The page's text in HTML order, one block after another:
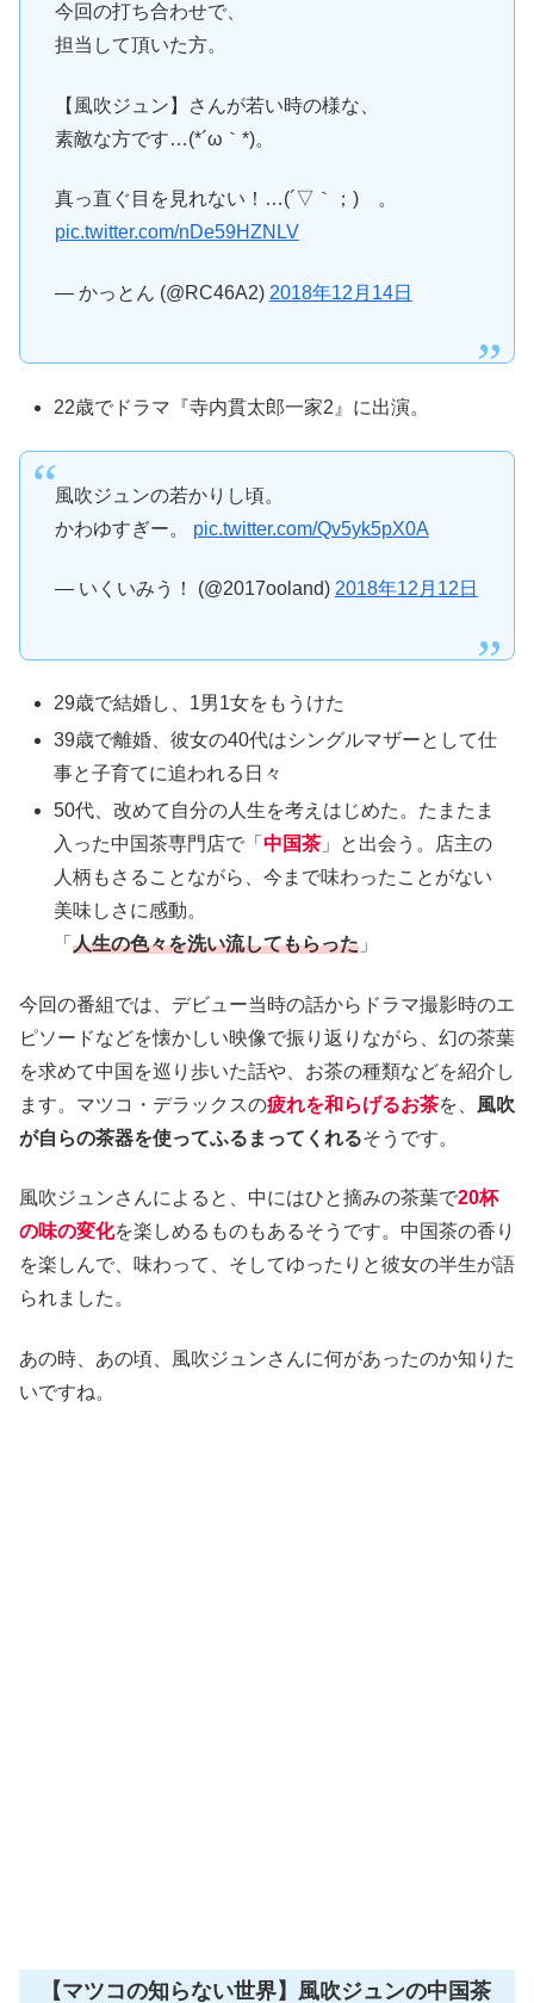
今回の打ち合わせで、
担当して頂いた方。
【風吹ジュン】さんが若い時の様な、
素敵な方です…(*´ω｀*)。
真っ直ぐ目を見れない！…(´▽｀；)ゞ。
pic.twitter.com/nDe59HZNLV
— かっとん (@RC46A2) 2018年12月14日
22歳でドラマ『寺内貫太郎一家2』に出演。
風吹ジュンの若かりし頃。
かわゆすぎー。 pic.twitter.com/Qv5yk5pX0A
— いくいみう！ (@2017ooland) 2018年12月12日
29歳で結婚し、1男1女をもうけた
39歳で離婚、彼女の40代はシングルマザーとして仕
事と子育てに追われる日々
50代、改めて自分の人生を考えはじめた。たまたま
入った中国茶専門店で「中国茶 」と出会う。店主の
人柄もさることながら、今まで味わったことがない
美味しさに感動。
「人生の色々を洗い流してもらった 」
今回の番組では、デビュー当時の話からドラマ撮影時のエ
ピソードなどを懐かしい映像で振り返りながら、幻の茶葉
を求めて中国を巡り歩いた話や、お茶の種類などを紹介し
ます。マツコ・デラックスの疲れを和らげるお茶を、 風吹
が自らの茶器を使ってふるまってくれるそうです。
風吹ジュンさんによると、中にはひと摘みの茶葉で20杯
の味の変化を楽しめるものもあるそうです。中国茶の香り
を楽しんで、味わって、そしてゆったりと彼女の半生が語
られました。
あの時、あの頃、風吹ジュンさんに何があったのか知りた
いですね。
【マツコの知らない世界】風吹ジュンの中国茶